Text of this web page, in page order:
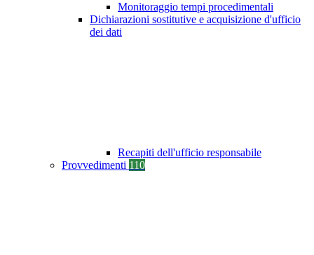
Monitoraggio tempi procedimentali
Dichiarazioni sostitutive e acquisizione d'ufficio
dei dati
Recapiti dell'ufficio responsabile
Provvedimenti 110